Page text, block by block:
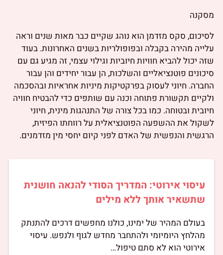
מסקנה
לסיכום, סקס מזדמן הוא נוהג שקיים כבר מאות שנים וראה
עלייה מהירה בקבלה ובפופולריות בשנים האחרונות. בעוד
שזה יכול להביא חוויות חיוביות וגילוי עצמי, זה מגיע גם עם
סיכונים פוטנציאליים והשלכות, הן עבור יחידים והן עבור
החברה. חיוני לעסוק בפרקטיקות מיניות אחראיות ובהסכמה
ולקיים תקשורת פתוחה וכנה עם שותפים כדי להבטיח חוויה
חיובית ובטוחה. כמו בכל צורה של התנהגות מינית, חיוני
לשקול את ההשפעה הפוטנציאלית על רווחתו הפיזית,
הרגשית והנפשית של האדם לפני קיום יחסי מין מזדמנים.
עיסוי אירוטי: המדריך הסודי להנאה חושנית
שתשאיר אותך ללא מילים
בעולם המהיר של ימינו, כולנו מחפשים דרכים להתנתק
מהלחץ היומיומי ולהתחבר מחדש לגוף ולנפש. עיסוי
אירוטי הוא לא סתם טיפול…